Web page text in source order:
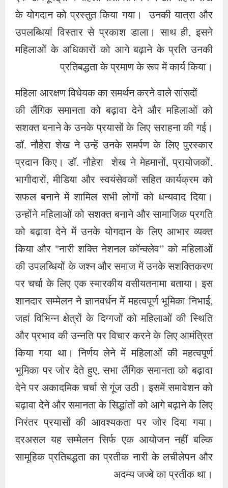
के योगदान को प्रस्तुत किया गया। उनकी यात्रा और
उपलब्धियां विस्तार से प्रकाश डाला। साथ ही, इसने
महिलाओं के अधिकारों को आगे बढ़ाने के प्रति उनकी
प्रतिबद्धता के प्रमाण के रूप में कार्य किया।
महिला आरक्षण विधेयक का समर्थन करने वाले सांसदों
की लैंगिक समानता को बढ़ावा देने और महिलाओं को
सशक्त बनाने के उनके प्रयासों के लिए सराहना की गई।
डॉ. नौहेरा शेख ने उन्हें उनके समर्पण के लिए पुरस्कार
प्रदान किए। डॉ. नौहेरा शेख ने मेहमानों, प्रायोजकों,
भागीदारों, मीडिया और स्वयंसेवकों सहित कार्यक्रम को
सफल बनाने में शामिल सभी लोगों को धन्यवाद दिया।
उन्होंने महिलाओं को सशक्त बनाने और सामाजिक प्रगति
को बढ़ावा देने में उनके योगदान के लिए आभार व्यक्त
किया और "नारी शक्ति नेशनल कॉन्क्लेव” को महिलाओं
की उपलब्धियों के जश्न और समाज में उनके सशक्तिकरण
पर चर्चा के लिए एक स्मारकीय वसीयतनामा बताया। इस
शानदार सम्मेलन ने ज्ञानवर्धन में महत्वपूर्ण भूमिका निभाई,
जहां विभिन्न क्षेत्रों के दिग्गजों को महिलाओं की स्थिति
और प्रभाव की उन्नति पर विचार करने के लिए आमंत्रित
किया गया था। निर्णय लेने में महिलाओं की महत्वपूर्ण
भूमिका पर जोर देते हुए, सभा लैंगिक समानता को बढ़ावा
देने पर अकादमिक चर्चा से गूंज उठी। इसमें समावेशन को
बढ़ावा देने और समानता के सिद्धांतों को आगे बढ़ाने के लिए
निरंतर प्रयासों की आवश्यकता पर जोर दिया गया।
दरअसल यह सम्मेलन सिर्फ एक आयोजन नहीं बल्कि
सामूहिक प्रतिबद्धता का प्रतीक नारी के लचीलेपन और
अदम्य जज्बे का प्रतीक था।